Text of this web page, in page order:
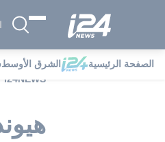
الصفحة الرئيسية الشرق الأوسط
i24NEWS